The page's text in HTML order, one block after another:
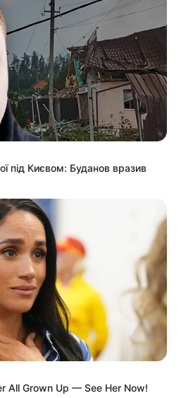
джерел, конфлікт виник
представника ромської
під Києвом: Буданов вразив
All Grown Up — See Her Now!